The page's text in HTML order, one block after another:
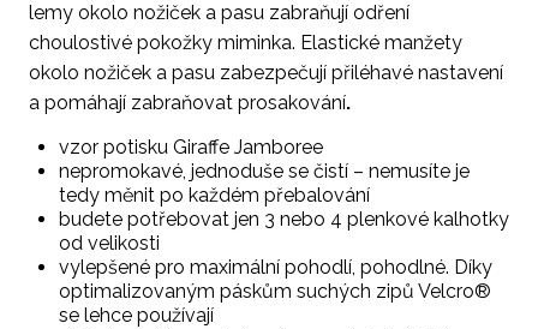
lemy okolo nožiček a pasu zabraňují odření
choulostivé pokožky miminka. Elastické manžety
okolo nožiček a pasu zabezpečují přiléhavé nastavení
a pomáhají zabraňovat prosakování.
vzor potisku Giraffe Jamboree
nepromokavé, jednoduše se čistí – nemusíte je
tedy měnit po každém přebalování
budete potřebovat jen 3 nebo 4 plenkové kalhotky
od velikosti
vylepšené pro maximální pohodlí, pohodlné. Díky
optimalizovaným páskům suchých zipů Velcro®
se lehce používají